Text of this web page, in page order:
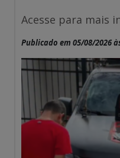
Acesse para mais
Publicado em 05/08/2026